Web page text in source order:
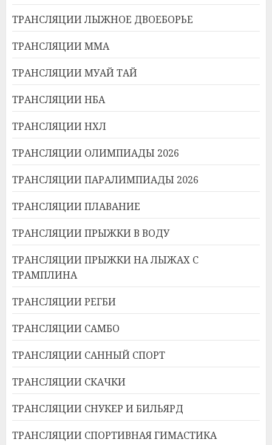
ТРАНСЛЯЦИИ ЛЫЖНОЕ ДВОЕБОРЬЕ
ТРАНСЛЯЦИИ ММА
ТРАНСЛЯЦИИ МУАЙ ТАЙ
ТРАНСЛЯЦИИ НБА
ТРАНСЛЯЦИИ НХЛ
ТРАНСЛЯЦИИ ОЛИМПИАДЫ 2026
ТРАНСЛЯЦИИ ПАРАЛИМПИАДЫ 2026
ТРАНСЛЯЦИИ ПЛАВАНИЕ
ТРАНСЛЯЦИИ ПРЫЖКИ В ВОДУ
ТРАНСЛЯЦИИ ПРЫЖКИ НА ЛЫЖАХ С
ТРАМПЛИНА
ТРАНСЛЯЦИИ РЕГБИ
ТРАНСЛЯЦИИ САМБО
ТРАНСЛЯЦИИ САННЫЙ СПОРТ
ТРАНСЛЯЦИИ СКАЧКИ
ТРАНСЛЯЦИИ СНУКЕР И БИЛЬЯРД
ТРАНСЛЯЦИИ СПОРТИВНАЯ ГИМАСТИКА